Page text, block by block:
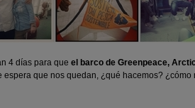
4 días para que el barco de Greenpeace,
espera que nos quedan, ¿qué hacemos?